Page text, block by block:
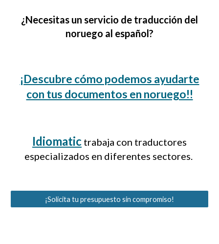
¿Necesitas un servicio de traducción del
noruego al español?
¡Descubre cómo podemos ayudarte
con tus documentos en noruego!!
Idiomatic trabaja con traductores
especializados en diferentes sectores.
¡Solicita tu presupuesto sin compromiso!